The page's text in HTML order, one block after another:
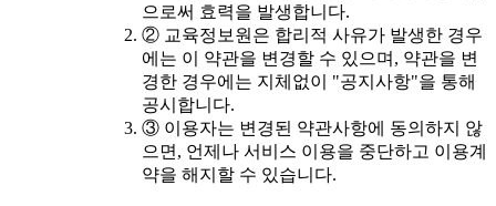
으로써 효력을 발생합니다.
② 교육정보원은 합리적 사유가 발생한 경우
에는 이 약관을 변경할 수 있으며, 약관을 변
경한 경우에는 지체없이 "공지사항"을 통해
공시합니다.
③ 이용자는 변경된 약관사항에 동의하지 않
으면, 언제나 서비스 이용을 중단하고 이용계
약을 해지할 수 있습니다.